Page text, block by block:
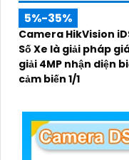
5%-35%
Camera HikVision
Số Xe là giải pháp
giải 4MP nhận diện
cảm biến 1/1